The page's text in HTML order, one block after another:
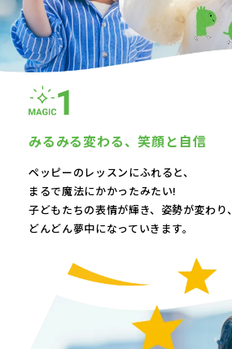
みるみる変わる、笑顔と自信
ペッピーのレッスンにふれると、
まるで魔法にかかったみたい!
子どもたちの表情が輝き、 姿勢が変わり、
どんどん夢中になっていきます。